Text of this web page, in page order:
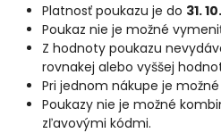
Platnosť poukazu je do 31.
Poukaz nie je možné
Z hodnoty poukazu
rovnakej alebo vyššej
Pri jednom nákupe je
Poukazy nie je možné
zľavovými kódmi.